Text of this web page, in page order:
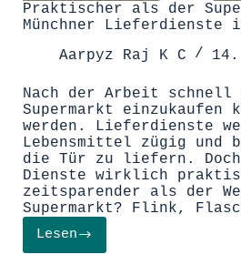
Praktischer als der
Münchner Lieferdienste
Aarpyz Raj K C
Nach der Arbeit schnell
Supermarkt einzukaufen
werden. Lieferdienste
Lebensmittel zügig und
die Tür zu liefern.
Dienste wirklich
zeitsparender als der
Supermarkt? Flink,
LesenPraktischer
als